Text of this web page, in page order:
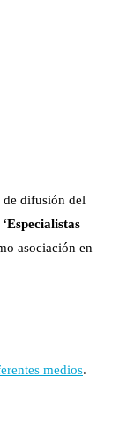
de difusión del
asociación en
medios.